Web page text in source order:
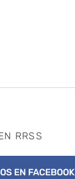
RRSS
EN FACEBOOK